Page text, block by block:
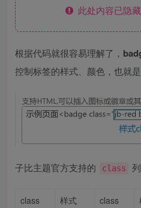
此处内容已隐
根据代码就很容易理解了，
控制标签的样式、颜色，也就是
子比主题官方支持的 class
class 样式 class